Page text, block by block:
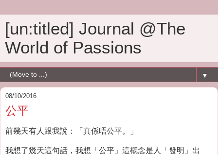
[un:titled] Journal @The
World of Passions
▼
08/10/2016
公平
前幾天有人跟我說：「真係唔公平。」
我想了幾天這句話，我想「公平」這概念是人「發明」出